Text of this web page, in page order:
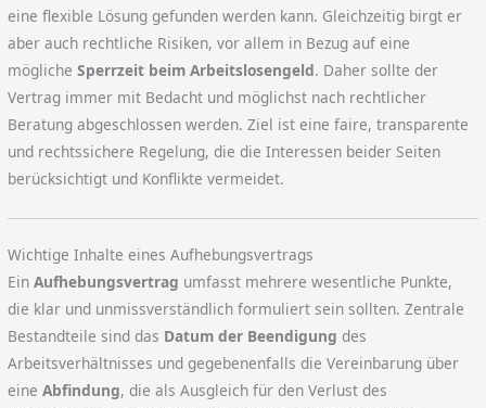
eine flexible Lösung gefunden werden kann. Gleichzeitig birgt er
aber auch rechtliche Risiken, vor allem in Bezug auf eine
möglicheSperrzeit beim Arbeitslosengeld. Daher sollte der
Vertrag immer mit Bedacht und möglichst nach rechtlicher
Beratung abgeschlossen werden. Ziel ist eine faire, transparente
und rechtssichere Regelung, die die Interessen beider Seiten
berücksichtigt und Konflikte vermeidet.
Wichtige Inhalte eines Aufhebungsvertrags
EinAufhebungsvertrag umfasst mehrere wesentliche Punkte,
die klar und unmissverständlich formuliert sein sollten. Zentrale
Bestandteile sind das Datum der Beendigung des
Arbeitsverhältnisses und gegebenenfalls die Vereinbarung über
eineAbfindung, die als Ausgleich für den Verlust des